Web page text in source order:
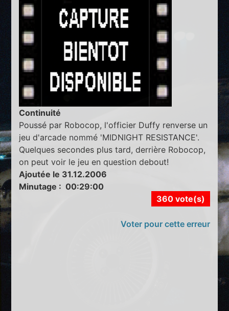
Continuité
Poussé par Robocop, l'officier Duffy renverse un
jeu d'arcade nommé 'MIDNIGHT RESISTANCE'.
Quelques secondes plus tard, derrière Robocop,
on peut voir le jeu en question debout!
Ajoutée le 31.12.2006
Minutage : 00:29:00
360 vote(s)
Voter pour cette erreur